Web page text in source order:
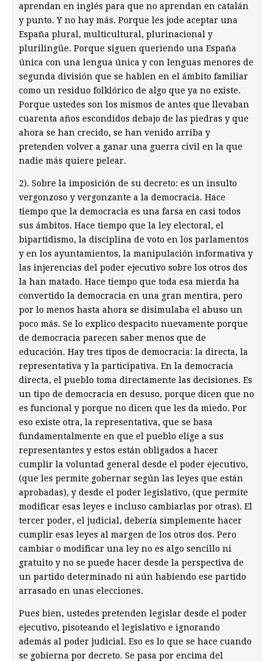
aprendan en inglés para que no aprendan en catalán
y punto. Y no hay más. Porque les jode aceptar una
España plural, multicultural, plurinacional y
plurilingüe. Porque siguen queriendo una España
única con una lengua única y con lenguas menores de
segunda división que se hablen en el ámbito familiar
como un residuo folklórico de algo que ya no existe.
Porque ustedes son los mismos de antes que llevaban
cuarenta años escondidos debajo de las piedras y que
ahora se han crecido, se han venido arriba y
pretenden volver a ganar una guerra civil en la que
nadie más quiere pelear.
2). Sobre la imposición de su decreto: es un insulto
vergonzoso y vergonzante a la democracia. Hace
tiempo que la democracia es una farsa en casi todos
sus ámbitos. Hace tiempo que la ley electoral, el
bipartidismo, la disciplina de voto en los parlamentos
y en los ayuntamientos, la manipulación informativa y
las injerencias del poder ejecutivo sobre los otros dos
la han matado. Hace tiempo que toda esa mierda ha
convertido la democracia en una gran mentira, pero
por lo menos hasta ahora se disimulaba el abuso un
poco más. Se lo explico despacito nuevamente porque
de democracia parecen saber menos que de
educación. Hay tres tipos de democracia: la directa, la
representativa y la participativa. En la democracia
directa, el pueblo toma directamente las decisiones. Es
un tipo de democracia en desuso, porque dicen que no
es funcional y porque no dicen que les da miedo. Por
eso existe otra, la representativa, que se basa
fundamentalmente en que el pueblo elige a sus
representantes y estos están obligados a hacer
cumplir la voluntad general desde el poder ejecutivo,
(que les permite gobernar según las leyes que están
aprobadas), y desde el poder legislativo, (que permite
modificar esas leyes e incluso cambiarlas por otras). El
tercer poder, el judicial, debería simplemente hacer
cumplir esas leyes al margen de los otros dos. Pero
cambiar o modificar una ley no es algo sencillo ni
gratuito y no se puede hacer desde la perspectiva de
un partido determinado ni aún habiendo ese partido
arrasado en unas elecciones.
Pues bien, ustedes pretenden legislar desde el poder
ejecutivo, pisoteando el legislativo e ignorando
además al poder judicial. Eso es lo que se hace cuando
se gobierna por decreto. Se pasa por encima del